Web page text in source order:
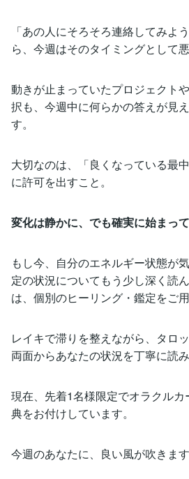
「あの人にそろそろ連絡してみよ
ら、今週はそのタイミングとして
動きが止まっていたプロジェクト
択も、今週中に何らかの答えが見
す。
大切なのは、「良くなっている最
に許可を出すこと。
変化は静かに、でも確実に始まっ
もし今、自分のエネルギー状態が
定の状況についてもう少し深く読
は、個別のヒーリング・鑑定をご用
レイキで滞りを整えながら、タロ
両面からあなたの状況を丁寧に読み
現在、先着1名様限定でオラクル
典をお付けしています。
今週のあなたに、良い風が吹きます